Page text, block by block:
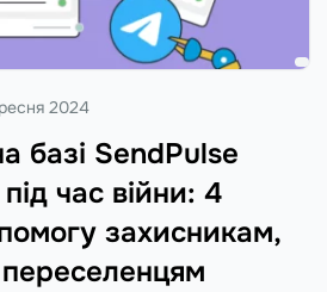
базі SendPulse
час війни: 4
захисникам,
2024